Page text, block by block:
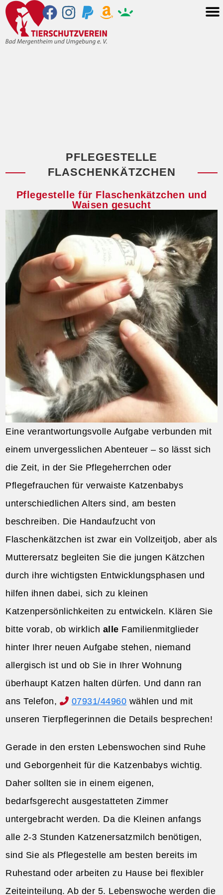
PFLEGESTELLE
FLASCHENKÄTZCHEN
Pflegestelle für Flaschenkätzchen und
Waisen gesucht
Eine verantwortungsvolle Aufgabe verbunden mit
einem unvergesslichen Abenteuer – so lässt sich
die Zeit, in der Sie Pflegeherrchen oder
Pflegefrauchen für verwaiste Katzenbabys
unterschiedlichen Alters sind, am besten
beschreiben. Die Handaufzucht von
Flaschenkätzchen ist zwar ein Vollzeitjob, aber als
Mutterersatz begleiten Sie die jungen Kätzchen
durch ihre wichtigsten Entwicklungsphasen und
hilfen ihnen dabei, sich zu kleinen
Katzenpersönlichkeiten zu entwickeln. Klären Sie
bitte vorab, ob wirklich alle Familienmitglieder
hinter Ihrer neuen Aufgabe stehen, niemand
allergisch ist und ob Sie in Ihrer Wohnung
überhaupt Katzen halten dürfen. Und dann ran
ans Telefon,
07931/44960 wählen und mit
unseren Tierpflegerinnen die Details besprechen!
Gerade in den ersten Lebenswochen sind Ruhe
und Geborgenheit für die Katzenbabys wichtig.
Daher sollten sie in einem eigenen,
bedarfsgerecht ausgestatteten Zimmer
untergebracht werden. Da die Kleinen anfangs
alle 2-3 Stunden Katzenersatzmilch benötigen,
sind Sie als Pflegestelle am besten bereits im
Ruhestand oder arbeiten zu Hause bei flexibler
Zeiteinteilung. Ab der 5. Lebenswoche werden die